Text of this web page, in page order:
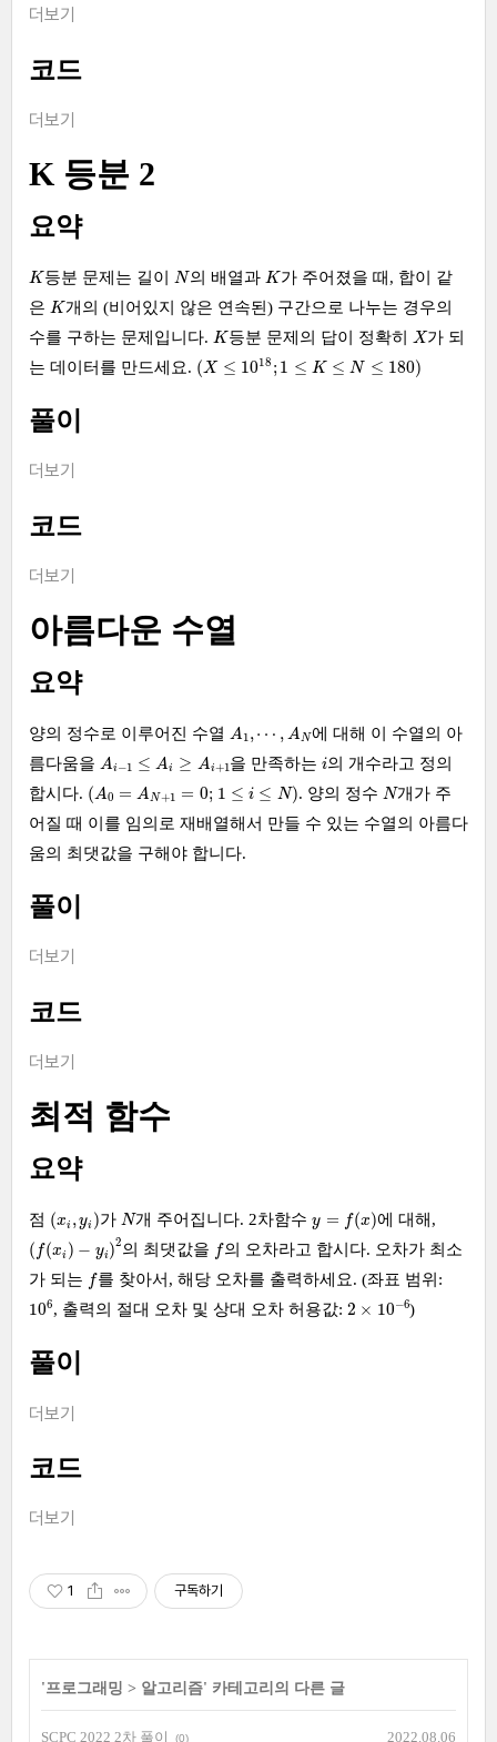
더보기
코드
더보기
K 등분 2
요약
K
K등분 문제는 길이 N
N의 배열과 K
K가 주어졌을 때, 합이 같
은 K
K개의 (비어있지 않은 연속된) 구간으로 나누는 경우의
수를 구하는 문제입니다. K
K등분 문제의 답이 정확히 X
X가 되
는 데이터를 만드세요. (X ≤ 1018 ; 1 ≤ K ≤ N ≤ 180)
( X≤ 18;1 ≤K N≤ 180)
풀이
더보기
코드
더보기
아름다운 수열
요약
양의 정수로 이루어진 수열 A1,⋯ , AN
A N
에 대해 이 수열의 아
름다움을 Ai−1 ≤ Ai ≥ Ai+1
A A ≥ Ai 을 만족하는ii의 개수라고 정의
합시다. (A0 = AN+1 = 0;
( A N 1 ≤ i ≤ N)
1 i≤ N ) . 양의 정수 N
N개가 주
어질 때 이를 임의로 재배열해서 만들 수 있는 수열의 아름다
움의 최댓값을 구해야 합니다.
풀이
더보기
코드
더보기
최적 함수
요약
점 (xi ,yi )
( 가N
N개 주어집니다. 2차함수y = f(x)
x) 에 대해,
( f(xi ) − yi)2
( x −
의 최댓값을 f
f 의 오차라고 합시다. 오차가 최소
가 되는 f
f 를 찾아서, 해당 오차를 출력하세요. (좌표 범위:
106
106
, 출력의 절대 오차 및 상대 오차 허용값: 2 × 10−6
2 10−6
)
풀이
더보기
코드
더보기
1 구독하기
'프로그래밍 > 알고리즘' 카테고리의 다른 글
SCPC 2022 2차 풀이 (0) 2022.08.06